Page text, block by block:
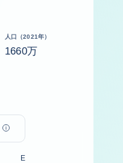
人口（2021年）
1660万
Help
E